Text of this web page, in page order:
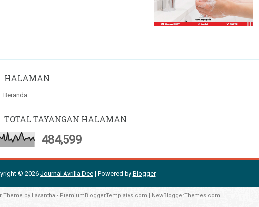
HALAMAN
Beranda
TOTAL TAYANGAN HALAMAN
484,599
© 2026 Journal Avrilla Dee| Powered by Blogger
Theme by Lasantha - PremiumBloggerTemplates.com | NewBloggerThemes.com